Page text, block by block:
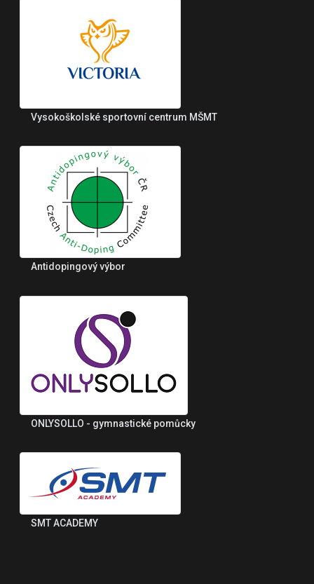
Vysokoškolské sportovní centrum MŠMT
Antidopingový výbor
ONLYSOLLO - gymnastické pomůcky
SMT ACADEMY